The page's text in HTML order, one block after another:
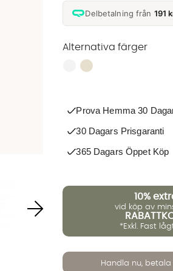
Delbetalning från 191
Alternativa färger
Finns även i dessa
Prova Hemma 30
30 Dagars Prisgaranti
365 Dagars Öppet Köp
10%
vid köp av
*Exkl. Fast
Handla nu,